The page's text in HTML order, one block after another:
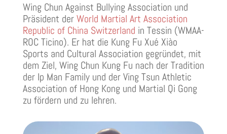
Wing Chun Against Bullying Association und
Präsident derWorld Martial Art Association
Republic of China Switzerland in Tessin (WMAA-
ROC Ticino). Er hat die Kung Fu Xué Xiào
Sports and Cultural Association gegründet, mit
dem Ziel, Wing Chun Kung Fu nach der Tradition
der Ip Man Family und der Ving Tsun Athletic
Association of Hong Kong und Martial Qi Gong
zu fördern und zu lehren.